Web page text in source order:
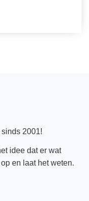
2001!
idee dat er wat
en laat het weten.